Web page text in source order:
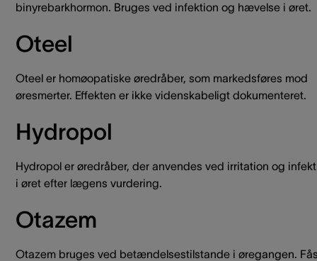
binyrebarkhormon. Bruges ved infektion og hævelse i øret.
Oteel
Oteel er homøopatiske øredråber, som markedsføres mod
øresmerter. Effekten er ikke videnskabeligt dokumenteret.
Hydropol
Hydropol er øredråber, der anvendes ved irritation og
i øret efter lægens vurdering.
Otazem
Otazem bruges ved betændelsestilstande i øregangen.